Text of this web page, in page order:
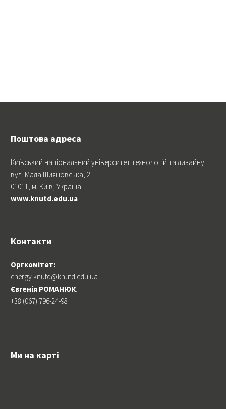
Поштова адреса
Київський національний університет технологій та дизайну
вул. Мала Шияновська, 2
01011, м. Київ, Україна
www.knutd.edu.ua
Контакти
Оргкомітет:
energy.knutd@knutd.edu.ua
Євгенія РОМАНЮК:
+38 (067) 796-24-98
Ми на карті